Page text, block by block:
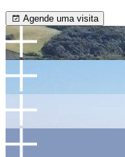
Agende uma visita